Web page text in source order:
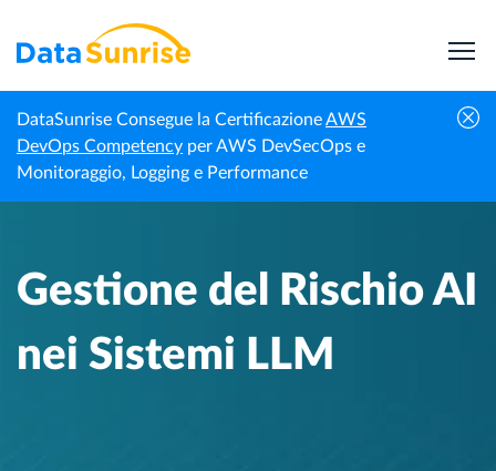
DataSunrise Consegue la CertificazioneAWS
DevOps Competency per AWS DevSecOps e
Monitoraggio, Logging e Performance
Homepage
Centro di
Conoscenza
Gestione del Rischio AI nei Sistemi
Gestione del Rischio AI
nei Sistemi LLM